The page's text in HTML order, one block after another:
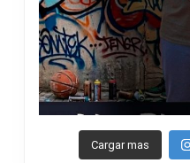
Cargar mas